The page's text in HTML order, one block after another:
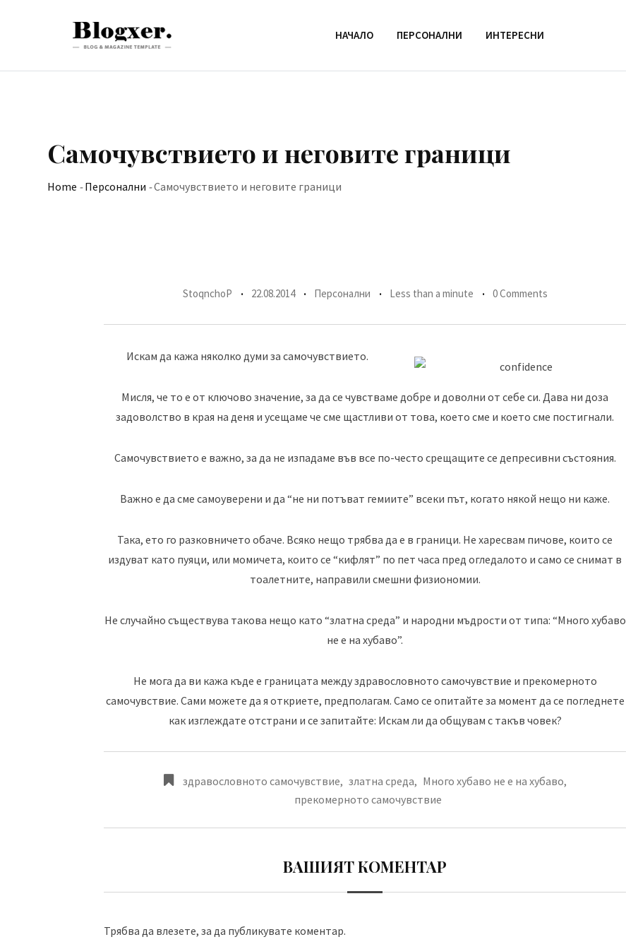
НАЧАЛО ПЕРСОНАЛНИ ИНТЕРЕСНИ
Самочувствието и неговите граници
Home -Персонални -Самочувствието и неговите граници
StoqnchoP 22.08.2014 Персонални Less than a minute 0 Comments
Искам да кажа няколко думи за самочувствието.
Мисля, че то е от ключово значение, за да се чувстваме добре и доволни от себе си. Дава ни доза
задоволство в края на деня и усещаме че сме щастливи от това, което сме и което сме постигнали.
Самочувствието е важно, за да не изпадаме във все по-често срещащите се депресивни състояния.
Важно е да сме самоуверени и да “не ни потъват гемиите” всеки път, когато някой нещо ни каже.
Така, ето го разковничето обаче. Всяко нещо трябва да е в граници. Не харесвам пичове, които се
издуват като пуяци, или момичета, които се “кифлят” по пет часа пред огледалото и само се снимат в
тоалетните, направили смешни физиономии.
Не случайно съществува такова нещо като “златна среда” и народни мъдрости от типа: “Много хубаво
не е на хубаво”.
Не мога да ви кажа къде е границата между здравословното самочувствие и прекомерното
самочувствие. Сами можете да я откриете, предполагам. Само се опитайте за момент да се погледнете
как изглеждате отстрани и се запитайте: Искам ли да общувам с такъв човек?
здравословното самочувствие, златна среда, Много хубаво не е на хубаво,
прекомерното самочувствие
ВАШИЯТ КОМЕНТАР
Трябва да влезете, за да публикувате коментар.